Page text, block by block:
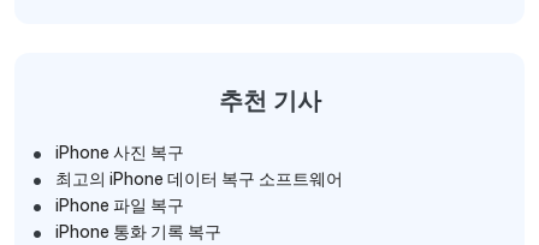
추천 기사
iPhone 사진 복구
최고의 iPhone 데이터 복구 소프트웨어
iPhone 파일 복구
iPhone 통화 기록 복구